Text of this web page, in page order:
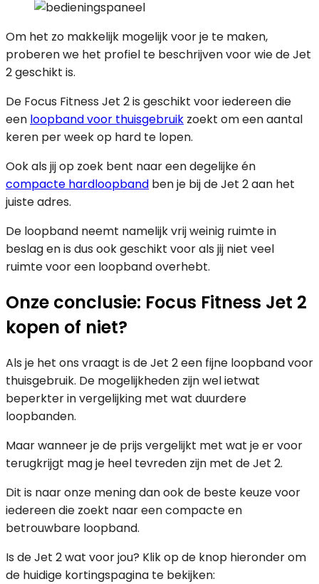
Om het zo makkelijk mogelijk voor je te maken,
proberen we het profiel te beschrijven voor wie de Jet
2 geschikt is.
De Focus Fitness Jet 2 is geschikt voor iedereen die
een loopband voor thuisgebruik zoekt om een aantal
keren per week op hard te lopen.
Ook als jij op zoek bent naar een degelijke én
compacte hardloopband ben je bij de Jet 2 aan het
juiste adres.
De loopband neemt namelijk vrij weinig ruimte in
beslag en is dus ook geschikt voor als jij niet veel
ruimte voor een loopband overhebt.
Onze conclusie: Focus Fitness Jet 2
kopen of niet?
Als je het ons vraagt is de Jet 2 een fijne loopband voor
thuisgebruik. De mogelijkheden zijn wel ietwat
beperkter in vergelijking met wat duurdere
loopbanden.
Maar wanneer je de prijs vergelijkt met wat je er voor
terugkrijgt mag je heel tevreden zijn met de Jet 2.
Dit is naar onze mening dan ook de beste keuze voor
iedereen die zoekt naar een compacte en
betrouwbare loopband.
Is de Jet 2 wat voor jou? Klik op de knop hieronder om
de huidige kortingspagina te bekijken: